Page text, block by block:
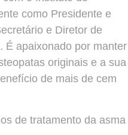
como Presidente e
e Diretor de
É apaixonado por manter
originais e a sua
de mais de cem
de tratamento da asma